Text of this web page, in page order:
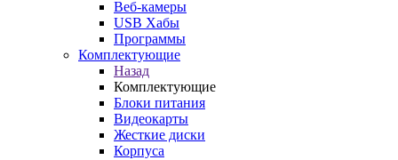
Веб-камеры
USB Хабы
Программы
Комплектующие
Назад
Комплектующие
Блоки питания
Видеокарты
Жесткие диски
Корпуса